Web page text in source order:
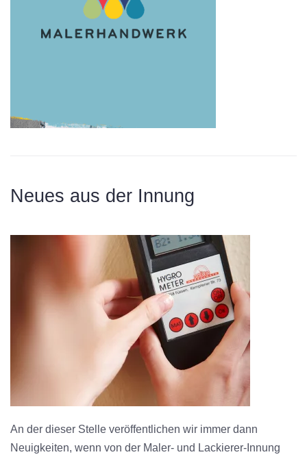
Neues aus der Innung
An der dieser Stelle veröffentlichen wir immer dann
Neuigkeiten, wenn von der Maler- und Lackierer-Innung